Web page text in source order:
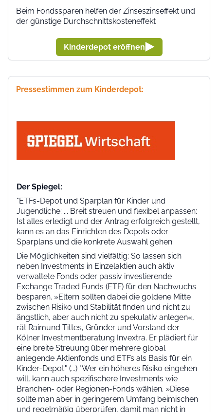
Beim Fondssparen helfen der Zinseszinseffekt und
der günstige Durchschnittskosteneffekt
Kinderdepot eröffnen
Pressestimmen zum Kinderdepot:
Der Spiegel:
"ETFs-Depot und Sparplan für Kinder und
Jugendliche: ... Breit streuen und flexibel anpassen:
Ist alles erledigt und der Antrag erfolgreich gestellt,
kann es an das Einrichten des Depots oder
Sparplans und die konkrete Auswahl gehen.
Die Möglichkeiten sind vielfältig: So lassen sich
neben Investments in Einzelaktien auch aktiv
verwaltete Fonds oder passiv investierende
Exchange Traded Funds (ETF) für den Nachwuchs
besparen. »Eltern sollten dabei die goldene Mitte
zwischen Risiko und Stabilität finden und nicht zu
ängstlich, aber auch nicht zu spekulativ anlegen«,
rät Raimund Tittes, Gründer und Vorstand der
Kölner Investmentberatung Invextra. Er plädiert für
eine breite Streuung über mehrere global
anlegende Aktienfonds und ETFs als Basis für ein
Kinder-Depot." (...) "Wer ein höheres Risiko eingehen
will, kann auch spezifischere Investments wie
Branchen- oder Regionen-Fonds wählen. »Diese
sollte man aber in geringerem Umfang beimischen
und regelmäßig überprüfen, damit man nicht in